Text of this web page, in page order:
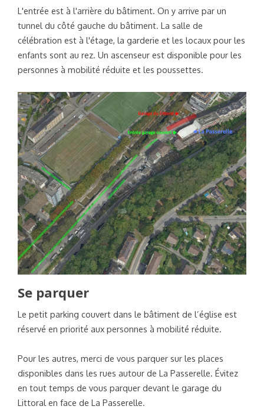
L'entrée est à l'arrière du bâtiment. On y arrive par un
tunnel du côté gauche du bâtiment. La salle de
célébration est à l'étage, la garderie et les locaux pour les
enfants sont au rez. Un ascenseur est disponible pour les
personnes à mobilité réduite et les poussettes.
Se parquer
Le petit parking couvert dans le bâtiment de l’église est
réservé en priorité aux personnes à mobilité réduite.
Pour les autres, merci de vous parquer sur les places
disponibles dans les rues autour de La Passerelle. Évitez
en tout temps de vous parquer devant le garage du
Littoral en face de La Passerelle.